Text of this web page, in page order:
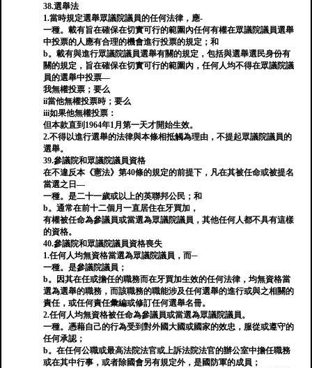
38.選舉法
1.當時規定選舉眾議院議員的任何法律，應-
一種。載有旨在確保在切實可行的範圍內任何有權在眾議院議員選舉
中投票的人應有合理的機會進行投票的規定；和
b。載有與進行眾議院議員選舉有關的規定，包括與選舉選民身份有
關的規定，旨在確保在切實可行的範圍內，任何人均不得在眾議院議
員的選舉中投票—
我無權投票；要么
ii當他無權投票時；要么
iii如果他無權投票：
但本款直到1964年1月第一天才開始生效。
2.不得以進行選舉的法律與本條相抵觸為理由，不提起眾議院議員的
選舉。
39.參議院和眾議院議員資格
在不違反本《憲法》第40條的規定的前提下，凡在其被任命或被提名
當選之日—
一種。是二十一歲或以上的英聯邦公民；和
b。通常在前十二個月一直居住在牙買加，
有權被任命為參議員或當選為眾議院議員，其他任何人都不具有這樣
的資格。
40.參議院和眾議院議員資格喪失
1.任何人均無資格當選為眾議院議員，而─
一種。是參議院議員；
b。因其在任或擔任的職務而在牙買加生效的任何法律，均無資格當
選為選舉的職務，而該職務的職能涉及任何選舉的進行或與之相關的
責任，或任何責任彙編或修訂任何選舉名冊。
2.任何人均無資格被任命為參議員或當選為眾議院議員。
一種。憑藉自己的行為受到對外國大國或國家的效忠，服從或遵守的
任何承認；
b。在任何公職或最高法院法官或上訴法院法官的辦公室中擔任職務
或在其中行事，或者除國會另有規定外，是國防軍的成員；